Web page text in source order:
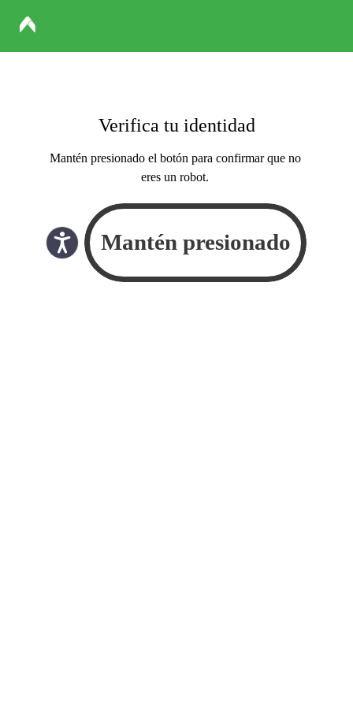
Verifica tu identidad
Mantén presionado el botón para confirmar que no
eres un robot.